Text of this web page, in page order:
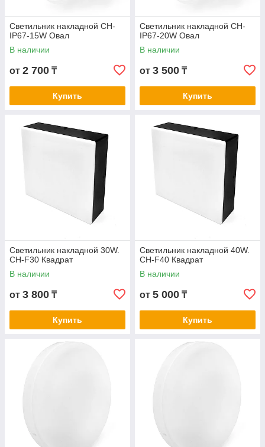
Светильник накладной СН-
IP67-15W Овал
В наличии
от 2 700 ₸
Купить
Светильник накладной СН-
IP67-20W Овал
В наличии
от 3 500 ₸
Купить
Светильник накладной 30W.
СН-F30 Квадрат
В наличии
от 3 800 ₸
Купить
Светильник накладной 40W.
СН-F40 Квадрат
В наличии
от 5 000 ₸
Купить